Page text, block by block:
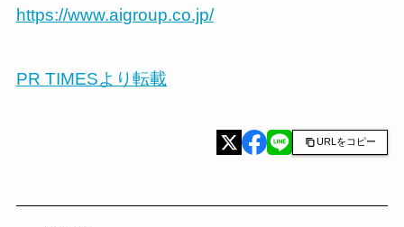
https://www.aigroup.co.jp/
PR TIMESより転載
URLをコピー